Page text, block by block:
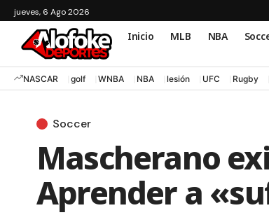
jueves, 6 Ago 2026
Inicio MLB NBA
NASCAR golf WNBA NBA lesión UFC Rugby
Soccer
Mascherano
Aprender a